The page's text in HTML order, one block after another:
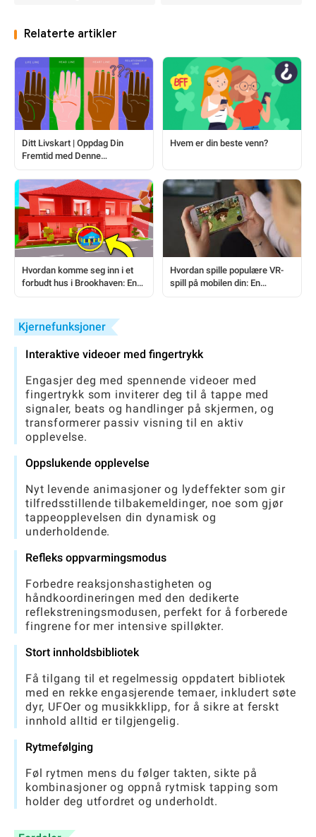
Relaterte artikler
Ditt Livskart | Oppdag Din
Fremtid med Denne
Hvem er din beste venn?
Hvordan komme seg inn i et
forbudt hus i Brookhaven: En
Hvordan spille populære VR-
spill på mobilen din: En
Kjernefunksjoner
Interaktive videoer med fingertrykk
Engasjer deg med spennende videoer med
fingertrykk som inviterer deg til å tappe med
signaler, beats og handlinger på skjermen, og
transformerer passiv visning til en aktiv
opplevelse.
Oppslukende opplevelse
Nyt levende animasjoner og lydeffekter som gir
tilfredsstillende tilbakemeldinger, noe som gjør
tappeopplevelsen din dynamisk og
underholdende.
Refleks oppvarmingsmodus
Forbedre reaksjonshastigheten og
håndkoordineringen med den dedikerte
reflekstreningsmodusen, perfekt for å forberede
fingrene for mer intensive spilløkter.
Stort innholdsbibliotek
Få tilgang til et regelmessig oppdatert bibliotek
med en rekke engasjerende temaer, inkludert søte
dyr, UFOer og musikkklipp, for å sikre at ferskt
innhold alltid er tilgjengelig.
Rytmefølging
Føl rytmen mens du følger takten, sikte på
kombinasjoner og oppnå rytmisk tapping som
holder deg utfordret og underholdt.